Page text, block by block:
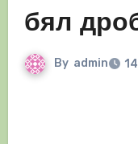
бял
By admin